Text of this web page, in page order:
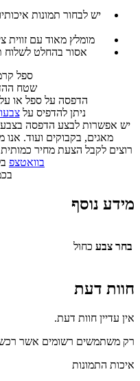
יש לבחור תמונות
מומלץ מאוד עם זווית
אסור בהחלט לשלוח
ספל
שטח
הדפסה על ספל או
ניתן להדפיס על
יש אפשרות לבצע הדפסה בצבע
מאגים, בקבוקים ועוד.
רוצים לקבל הצעת מחיר
בוואטצפ
מידע נוסף
בחר צבע כחול
חוות דעת
אין עדיין חוות דעת.
רק משתמשים רשומים אשר רכשו
איכות התמונות